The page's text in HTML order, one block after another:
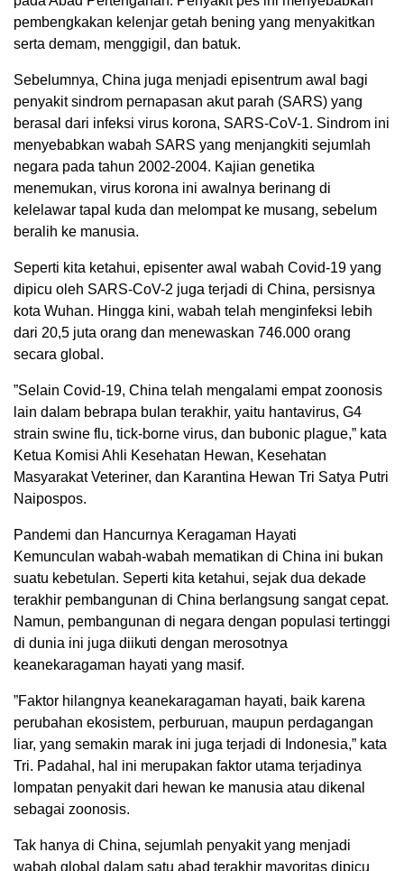
pembengkakan kelenjar getah bening yang menyakitkan
serta demam, menggigil, dan batuk.
Sebelumnya, China juga menjadi episentrum awal bagi
penyakit sindrom pernapasan akut parah (SARS) yang
berasal dari infeksi virus korona, SARS-CoV-1. Sindrom ini
menyebabkan wabah SARS yang menjangkiti sejumlah
negara pada tahun 2002-2004. Kajian genetika
menemukan, virus korona ini awalnya berinang di
kelelawar tapal kuda dan melompat ke musang, sebelum
beralih ke manusia.
Seperti kita ketahui, episenter awal wabah Covid-19 yang
dipicu oleh SARS-CoV-2 juga terjadi di China, persisnya
kota Wuhan. Hingga kini, wabah telah menginfeksi lebih
dari 20,5 juta orang dan menewaskan 746.000 orang
secara global.
”Selain Covid-19, China telah mengalami empat zoonosis
lain dalam bebrapa bulan terakhir, yaitu hantavirus, G4
strain swine flu, tick-borne virus, dan bubonic plague,” kata
Ketua Komisi Ahli Kesehatan Hewan, Kesehatan
Masyarakat Veteriner, dan Karantina Hewan Tri Satya Putri
Naipospos.
Pandemi dan Hancurnya Keragaman Hayati
Kemunculan wabah-wabah mematikan di China ini bukan
suatu kebetulan. Seperti kita ketahui, sejak dua dekade
terakhir pembangunan di China berlangsung sangat cepat.
Namun, pembangunan di negara dengan populasi tertinggi
di dunia ini juga diikuti dengan merosotnya
keanekaragaman hayati yang masif.
”Faktor hilangnya keanekaragaman hayati, baik karena
perubahan ekosistem, perburuan, maupun perdagangan
liar, yang semakin marak ini juga terjadi di Indonesia,” kata
Tri. Padahal, hal ini merupakan faktor utama terjadinya
lompatan penyakit dari hewan ke manusia atau dikenal
sebagai zoonosis.
Tak hanya di China, sejumlah penyakit yang menjadi
wabah global dalam satu abad terakhir mayoritas dipicu